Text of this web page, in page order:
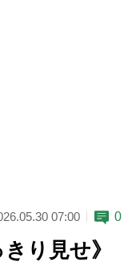
07:00 0
り見せ》